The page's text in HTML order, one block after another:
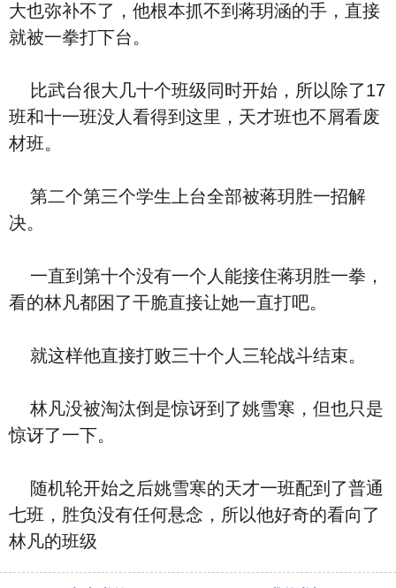
大也弥补不了，他根本抓不到蒋玥涵的手，直接
就被一拳打下台。
比武台很大几十个班级同时开始，所以除了17
班和十一班没人看得到这里，天才班也不屑看废
材班。
第二个第三个学生上台全部被蒋玥胜一招解
决。
一直到第十个没有一个人能接住蒋玥胜一拳，
看的林凡都困了干脆直接让她一直打吧。
就这样他直接打败三十个人三轮战斗结束。
林凡没被淘汰倒是惊讶到了姚雪寒，但也只是
惊讶了一下。
随机轮开始之后姚雪寒的天才一班配到了普通
七班，胜负没有任何悬念，所以他好奇的看向了
林凡的班级